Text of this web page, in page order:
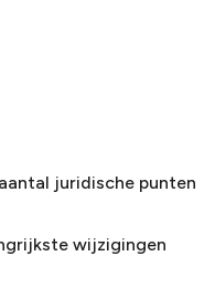
juridische punten
wijzigingen